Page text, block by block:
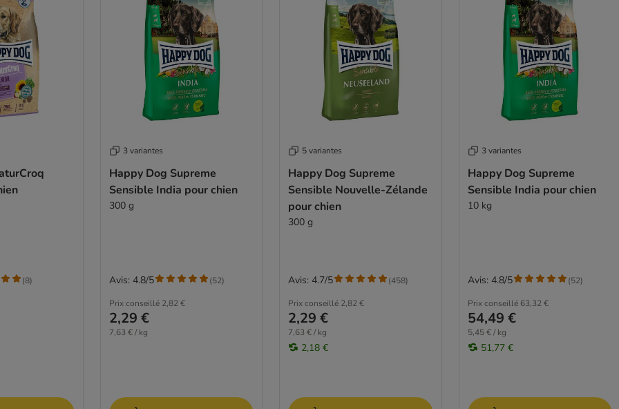
(8)
3 variantes
Happy Dog Supreme
Sensible India pour chien
300 g
Prix conseillé 2,82 €
2,29 €
7,63 € / kg
Avis: 4.8/5 (52)
5 variantes
Happy Dog Supreme
Sensible Nouvelle-Zélande
pour chien
300 g
Prix conseillé 2,82 €
2,29 €
7,63 € / kg
2,18 €
Avis: 4.7/5 (458)
3 variantes
Happy Dog Supreme
Sensible India pour chien
10 kg
Prix conseillé 63,32 €
54,49 €
5,45 € / kg
51,77 €
Avis: 4.8/5 (52)